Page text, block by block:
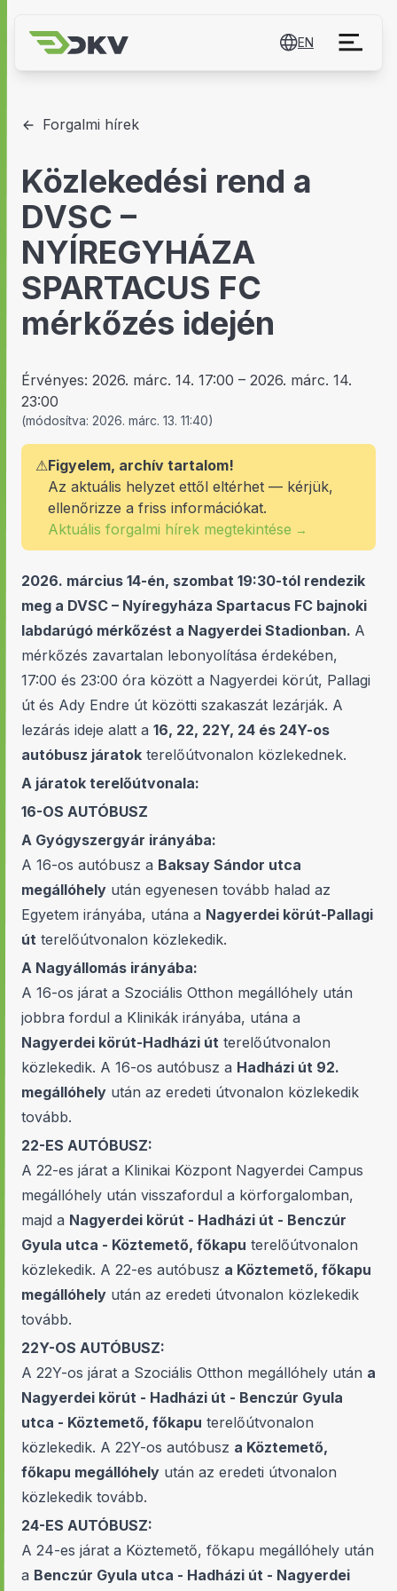
EN
Forgalmi hírek
Közlekedési rend a
DVSC –
NYÍREGYHÁZA
SPARTACUS FC
mérkőzés idején
Érvényes: 2026. márc. 14. 17:00 – 2026. márc. 14.
23:00
(módosítva: 2026. márc. 13. 11:40)
⚠Figyelem, archív tartalom!
Az aktuális helyzet ettől eltérhet — kérjük,
ellenőrizze a friss információkat.
Aktuális forgalmi hírek megtekintése →
2026. március 14-én, szombat 19:30-tól rendezik
meg a DVSC – Nyíregyháza Spartacus FC bajnoki
labdarúgó mérkőzést a Nagyerdei Stadionban. A
mérkőzés zavartalan lebonyolítása érdekében,
17:00 és 23:00 óra között a Nagyerdei körút, Pallagi
út és Ady Endre út közötti szakaszát lezárják. A
lezárás ideje alatt a 16, 22, 22Y, 24 és 24Y-os
autóbusz járatok terelőútvonalon közlekednek.
A járatok terelőútvonala:
16-OS AUTÓBUSZ
A Gyógyszergyár irányába:
A 16-os autóbusz a Baksay Sándor utca
megállóhely után egyenesen tovább halad az
Egyetem irányába, utána a Nagyerdei körút-Pallagi
út terelőútvonalon közlekedik.
A Nagyállomás irányába:
A 16-os járat a Szociális Otthon megállóhely után
jobbra fordul a Klinikák irányába, utána a
Nagyerdei körút-Hadházi út terelőútvonalon
közlekedik. A 16-os autóbusz a Hadházi út 92.
megállóhely után az eredeti útvonalon közlekedik
tovább.
22-ES AUTÓBUSZ:
A 22-es járat a Klinikai Központ Nagyerdei Campus
megállóhely után visszafordul a körforgalomban,
majd a Nagyerdei körút - Hadházi út - Benczúr
Gyula utca - Köztemető, főkapu terelőútvonalon
közlekedik. A 22-es autóbusz a Köztemető, főkapu
megállóhely után az eredeti útvonalon közlekedik
tovább.
22Y-OS AUTÓBUSZ:
A 22Y-os járat a Szociális Otthon megállóhely után a
Nagyerdei körút - Hadházi út - Benczúr Gyula
utca - Köztemető, főkapu terelőútvonalon
közlekedik. A 22Y-os autóbusz a Köztemető,
főkapu megállóhely után az eredeti útvonalon
közlekedik tovább.
24-ES AUTÓBUSZ:
A 24-es járat a Köztemető, főkapu megállóhely után
a Benczúr Gyula utca - Hadházi út - Nagyerdei